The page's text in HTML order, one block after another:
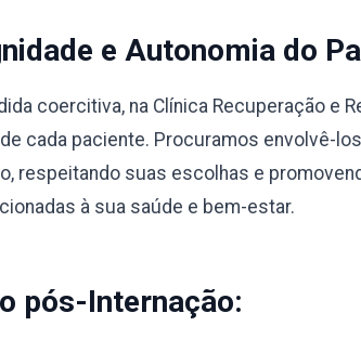
e Autonomia do
coercitiva, na Clínica Recuperação e
cada paciente. Procuramos envolvê-
respeitando suas escolhas e
à sua saúde e bem-estar.
pós-Internação: